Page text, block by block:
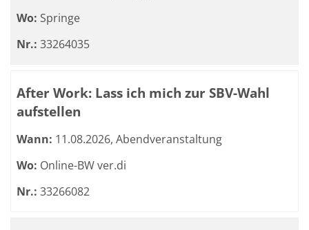
Wo: Springe
Nr.: 33264035
After Work: Lass ich mich zur SBV-Wahl
aufstellen
Wann: 11.08.2026, Abendveranstaltung
Wo: Online-BW ver.di
Nr.: 33266082